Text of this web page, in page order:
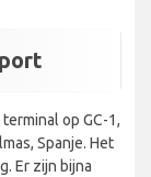
op GC-1,
Spanje. Het
Er zijn bijna